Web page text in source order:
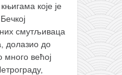
које је
смутљиваца
долазио до
много већој